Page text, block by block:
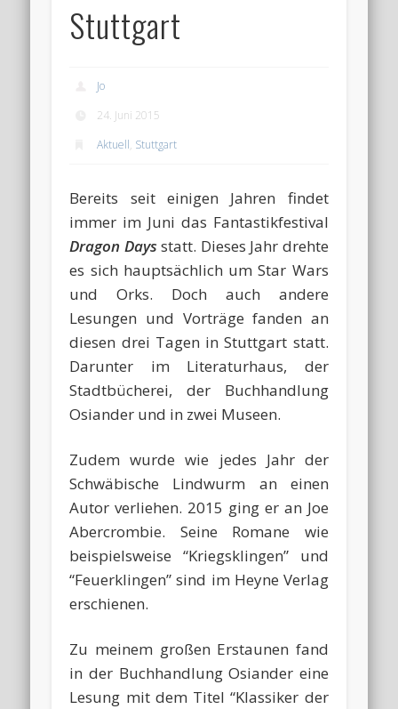
Stuttgart
Jo
24. Juni 2015
Aktuell, Stuttgart
Bereits seit einigen Jahren findet
immer im Juni das Fantastikfestival
Dragon Days statt. Dieses Jahr drehte
es sich hauptsächlich um Star Wars
und Orks. Doch auch andere
Lesungen und Vorträge fanden an
diesen drei Tagen in Stuttgart statt.
Darunter im Literaturhaus, der
Stadtbücherei, der Buchhandlung
Osiander und in zwei Museen.
Zudem wurde wie jedes Jahr der
Schwäbische Lindwurm an einen
Autor verliehen. 2015 ging er an Joe
Abercrombie. Seine Romane wie
beispielsweise “Kriegsklingen” und
“Feuerklingen” sind im Heyne Verlag
erschienen.
Zu meinem großen Erstaunen fand
in der Buchhandlung Osiander eine
Lesung mit dem Titel “Klassiker der